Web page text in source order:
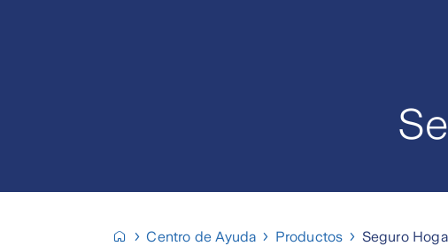
Centro de Ayuda Productos Seguro